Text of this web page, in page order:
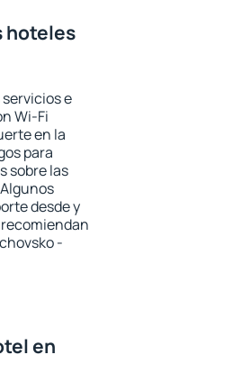
hoteles
e
Wi-Fi
en la
para
sobre las
desde y
-
en